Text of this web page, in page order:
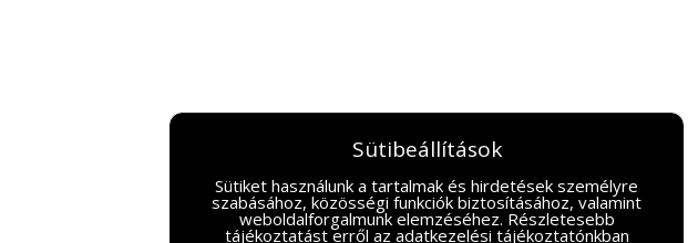
Sütibeállítások
Sütiket használunk a tartalmak és hirdetések személyre
szabásához, közösségi funkciók biztosításához, valamint
weboldalforgalmunk elemzéséhez. Részletesebb
tájékoztatást erről az adatkezelési tájékoztatónkban